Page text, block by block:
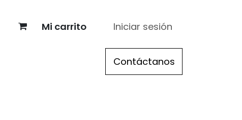
Mi carrito Iniciar sesión
> Apple > Registro distribuidor
Contáctanos